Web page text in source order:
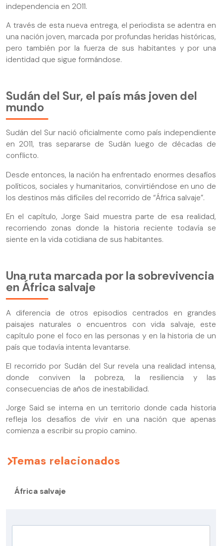
independencia en 2011.
A través de esta nueva entrega, el periodista se adentra en
una nación joven, marcada por profundas heridas históricas,
pero también por la fuerza de sus habitantes y por una
identidad que sigue formándose.
Sudán del Sur, el país más joven del
mundo
Sudán del Sur nació oficialmente como país independiente
en 2011, tras separarse de Sudán luego de décadas de
conflicto.
Desde entonces, la nación ha enfrentado enormes desafíos
políticos, sociales y humanitarios, convirtiéndose en uno de
los destinos más difíciles del recorrido de “África salvaje”.
En el capítulo, Jorge Said muestra parte de esa realidad,
recorriendo zonas donde la historia reciente todavía se
siente en la vida cotidiana de sus habitantes.
Una ruta marcada por la sobrevivencia
en África salvaje
A diferencia de otros episodios centrados en grandes
paisajes naturales o encuentros con vida salvaje, este
capítulo pone el foco en las personas y en la historia de un
país que todavía intenta levantarse.
El recorrido por Sudán del Sur revela una realidad intensa,
donde conviven la pobreza, la resiliencia y las
consecuencias de años de inestabilidad.
Jorge Said se interna en un territorio donde cada historia
refleja los desafíos de vivir en una nación que apenas
comienza a escribir su propio camino.
Temas relacionados
África salvaje